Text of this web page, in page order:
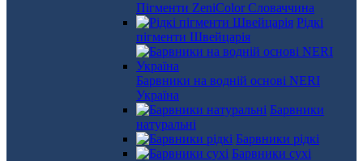
Пігменти ZeniColor Словаччина
Рідкі
пігменти Швейцарія
Барвники на водній основі NERI
Україна
Барвники
натуральні
Барвники рідкі
Барвники сухі